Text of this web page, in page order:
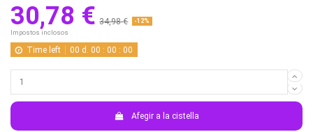
30,78 € 34,98 € -12%
Impostos inclosos
Time left 00 d. 00 :00 :00
Afegir a la cistella